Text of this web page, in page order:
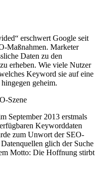
erschwert Google seit
Maßnahmen. Marketer
Daten zu den
erheben. Wie viele Nutzer
Keyword sie auf eine
geheim.
Szene
September 2013 erstmals
Keyworddaten
zum Unwort der SEO-
glich der Suche
Motto: Die Hoffnung stirbt